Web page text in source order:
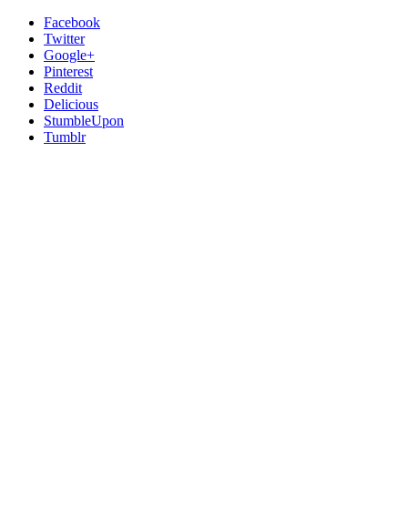
Facebook
Twitter
Google+
Pinterest
Reddit
Delicious
StumbleUpon
Tumblr